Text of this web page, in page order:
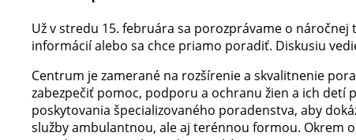
Už v stredu 15. februára sa porozprávame o náročnej
informácií alebo sa chce priamo poradiť. Diskusiu
Centrum je zamerané na rozšírenie a skvalitnenie
zabezpečiť pomoc, podporu a ochranu žien a ich
poskytovania špecializovaného poradenstva, aby
služby ambulantnou, ale aj terénnou formou. Okrem